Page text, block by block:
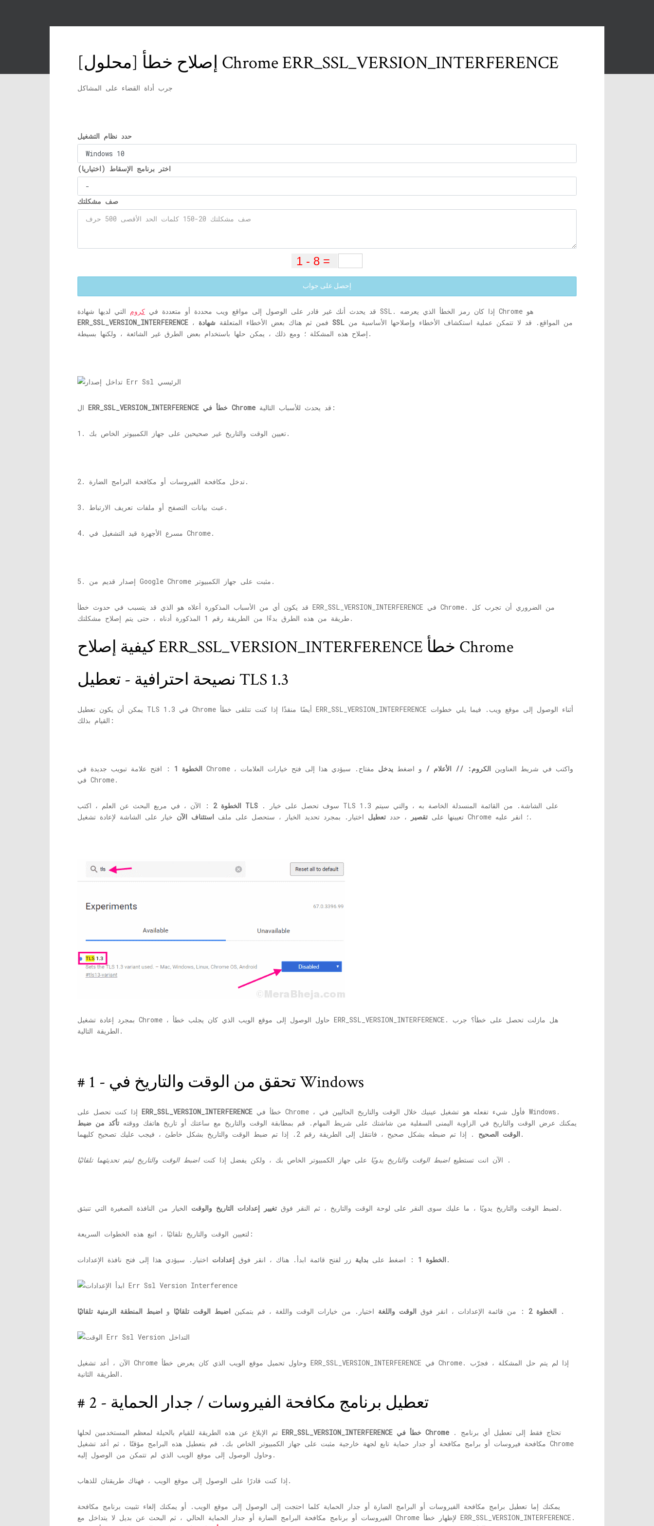
[محلول] إصلاح خطأ Chrome ERR_SSL_VERSION_INTERFERENCE
جرب أداة القضاء على المشاكل
حدد نظام التشغيل
اختر برنامج الإسقاط (اختياريا)
صف مشكلتك
إحصل على جواب
قد يحدث أنك غير قادر على الوصول إلى مواقع ويب محددة أو متعددة في كروم
التي لديها شهادة SSL. إذا كان رمز الخطأ الذي يعرضه Chrome هو
ERR_SSL_VERSION_INTERFERENCE
، فمن ثم هناك بعض الأخطاء المتعلقة شهادة SSL
إصلاح هذه المشكلة ؛ ومع ذلك ، يمكن حلها باستخدام بعض الطرق غير الشائعة ، ولكنها بسيطة.
ERR_SSL_VERSION_INTERFERENCE خطأ في Chrome قد يحدث للأسباب التالية:
1. تعيين الوقت والتاريخ غير صحيحين على جهاز الكمبيوتر الخاص بك.
2. تدخل مكافحة الفيروسات أو مكافحة البرامج الضارة.
3. عبث بيانات التصفح أو ملفات تعريف الارتباط.
4. مسرع الأجهزة قيد التشغيل في Chrome.
5. إصدار قديم من Google Chrome مثبت على جهاز الكمبيوتر.
قد يكون أي من الأسباب المذكورة أعلاه هو الذي قد يتسبب في حدوث خطأ ERR_SSL_VERSION_INTERFERENCE في Chrome. من الضروري أن تجرب كل
طريقة من هذه الطرق بدءًا من الطريقة رقم 1 المذكورة أدناه ، حتى يتم إصلاح مشكلتك.
كيفية إصلاح ERR_SSL_VERSION_INTERFERENCE خطأ Chrome
نصيحة احترافية - تعطيل TLS 1.3
يمكن أن يكون تعطيل TLS 1.3 في Chrome أيضًا منقذًا إذا كنت تتلقى خطأ ERR_SSL_VERSION_INTERFERENCE أثناء الوصول إلى موقع ويب. فيما يلي خطوات
القيام بذلك:
الخطوة 1 : افتح علامة تبويب جديدة في Chrome ، واكتب في شريط العناوين الكروم: // الأعلام / و اضغط يدخل مفتاح. سيؤدي هذا إلى فتح خيارات العلامات
في Chrome.
الخطوة 2 TLS . سوف تحصل على خيار TLS 1.3 على الشاشة. من القائمة المنسدلة الخاصة به ، والتي سيتم
تعيينها على تقصير ، حدد تعطيل اختيار. بمجرد تحديد الخيار ، ستحصل على ملف استئناف الآن خيار على الشاشة لإعادة تشغيل Chrome ؛ انقر عليه.
بمجرد إعادة تشغيل Chrome ، حاول الوصول إلى موقع الويب الذي كان يجلب خطأ ERR_SSL_VERSION_INTERFERENCE. هل مازلت تحصل على خطأ؟ جرب
الطريقة التالية.
# 1 - تحقق من الوقت والتاريخ في Windows
ERR_SSL_VERSION_INTERFERENCE
يمكنك عرض الوقت والتاريخ في الزاوية اليمنى السفلية من شاشتك على شريط المهام. قم بمطابقة الوقت والتاريخ مع ساعتك أو تاريخ هاتفك ووقته تأكد من ضبط
الوقت الصحيح . إذا تم ضبطه بشكل صحيح ، فانتقل إلى الطريقة رقم 2. إذا تم ضبط الوقت والتاريخ بشكل خاطئ ، فيجب عليك تصحيح كليهما.
الآن انت تستطيعاضبط الوقت والتاريخ يدويًا على جهاز الكمبيوتر الخاص بك ، ولكن يفضل إذا كنتاضبط الوقت والتاريخ ليتم تحديثهما تلقائيًا .
لضبط الوقت والتاريخ يدويًا ، ما عليك سوى النقر على لوحة الوقت والتاريخ ، ثم النقر فوق تغيير إعدادات التاريخ والوقت الخيار من النافذة الصغيرة التي تنبثق.
لتعيين الوقت والتاريخ تلقائيًا ، اتبع هذه الخطوات السريعة:
الخطوة 1 : اضغط على بداية زر لفتح قائمة ابدأ. هناك ، انقر فوق إعدادات اختيار. سيؤدي هذا إلى فتح نافذة الإعدادات.
الخطوة 2 : من قائمة الإعدادات ، انقر فوق الوقت واللغة اختيار. من خيارات الوقت واللغة ، قم بتمكين اضبط الوقت تلقائيًا و اضبط المنطقة الزمنية تلقائيًا .
الآن ، أعد تشغيل Chrome وحاول تحميل موقع الويب الذي كان يعرض خطأ ERR_SSL_VERSION_INTERFERENCE في Chrome. إذا لم يتم حل المشكلة ، فجرّب
الطريقة الثانية.
# 2 - تعطيل برنامج مكافحة الفيروسات / جدار الحماية
ERR_SSL_VERSION_INTERFERENCE خطأ في Chrome . تحتاج فقط إلى تعطيل أي برنامج
مكافحة فيروسات أو برامج مكافحة أو جدار حماية تابع لجهة خارجية مثبت على جهاز الكمبيوتر الخاص بك. قم بتعطيل هذه البرامج مؤقتًا ، ثم أعد تشغيل Chrome
وحاول الوصول إلى موقع الويب الذي لم تتمكن من الوصول إليه.
إذا كنت قادرًا على الوصول إلى موقع الويب ، فهناك طريقتان للذهاب.
يمكنك إما تعطيل برامج مكافحة الفيروسات أو البرامج الضارة أو جدار الحماية كلما احتجت إلى الوصول إلى موقع الويب. أو يمكنك إلغاء تثبيت برنامج مكافحة
الفيروسات أو برنامج مكافحة البرامج الضارة أو جدار الحماية الحالي ، ثم البحث عن بديل لا يتداخل مع Chrome لإظهار خطأ ERR_SSL_VERSION_INTERFERENCE.